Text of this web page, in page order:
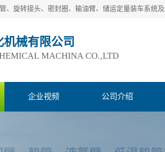
械有限公司
MACHINA CO.,LTD
企业视频 公司介绍